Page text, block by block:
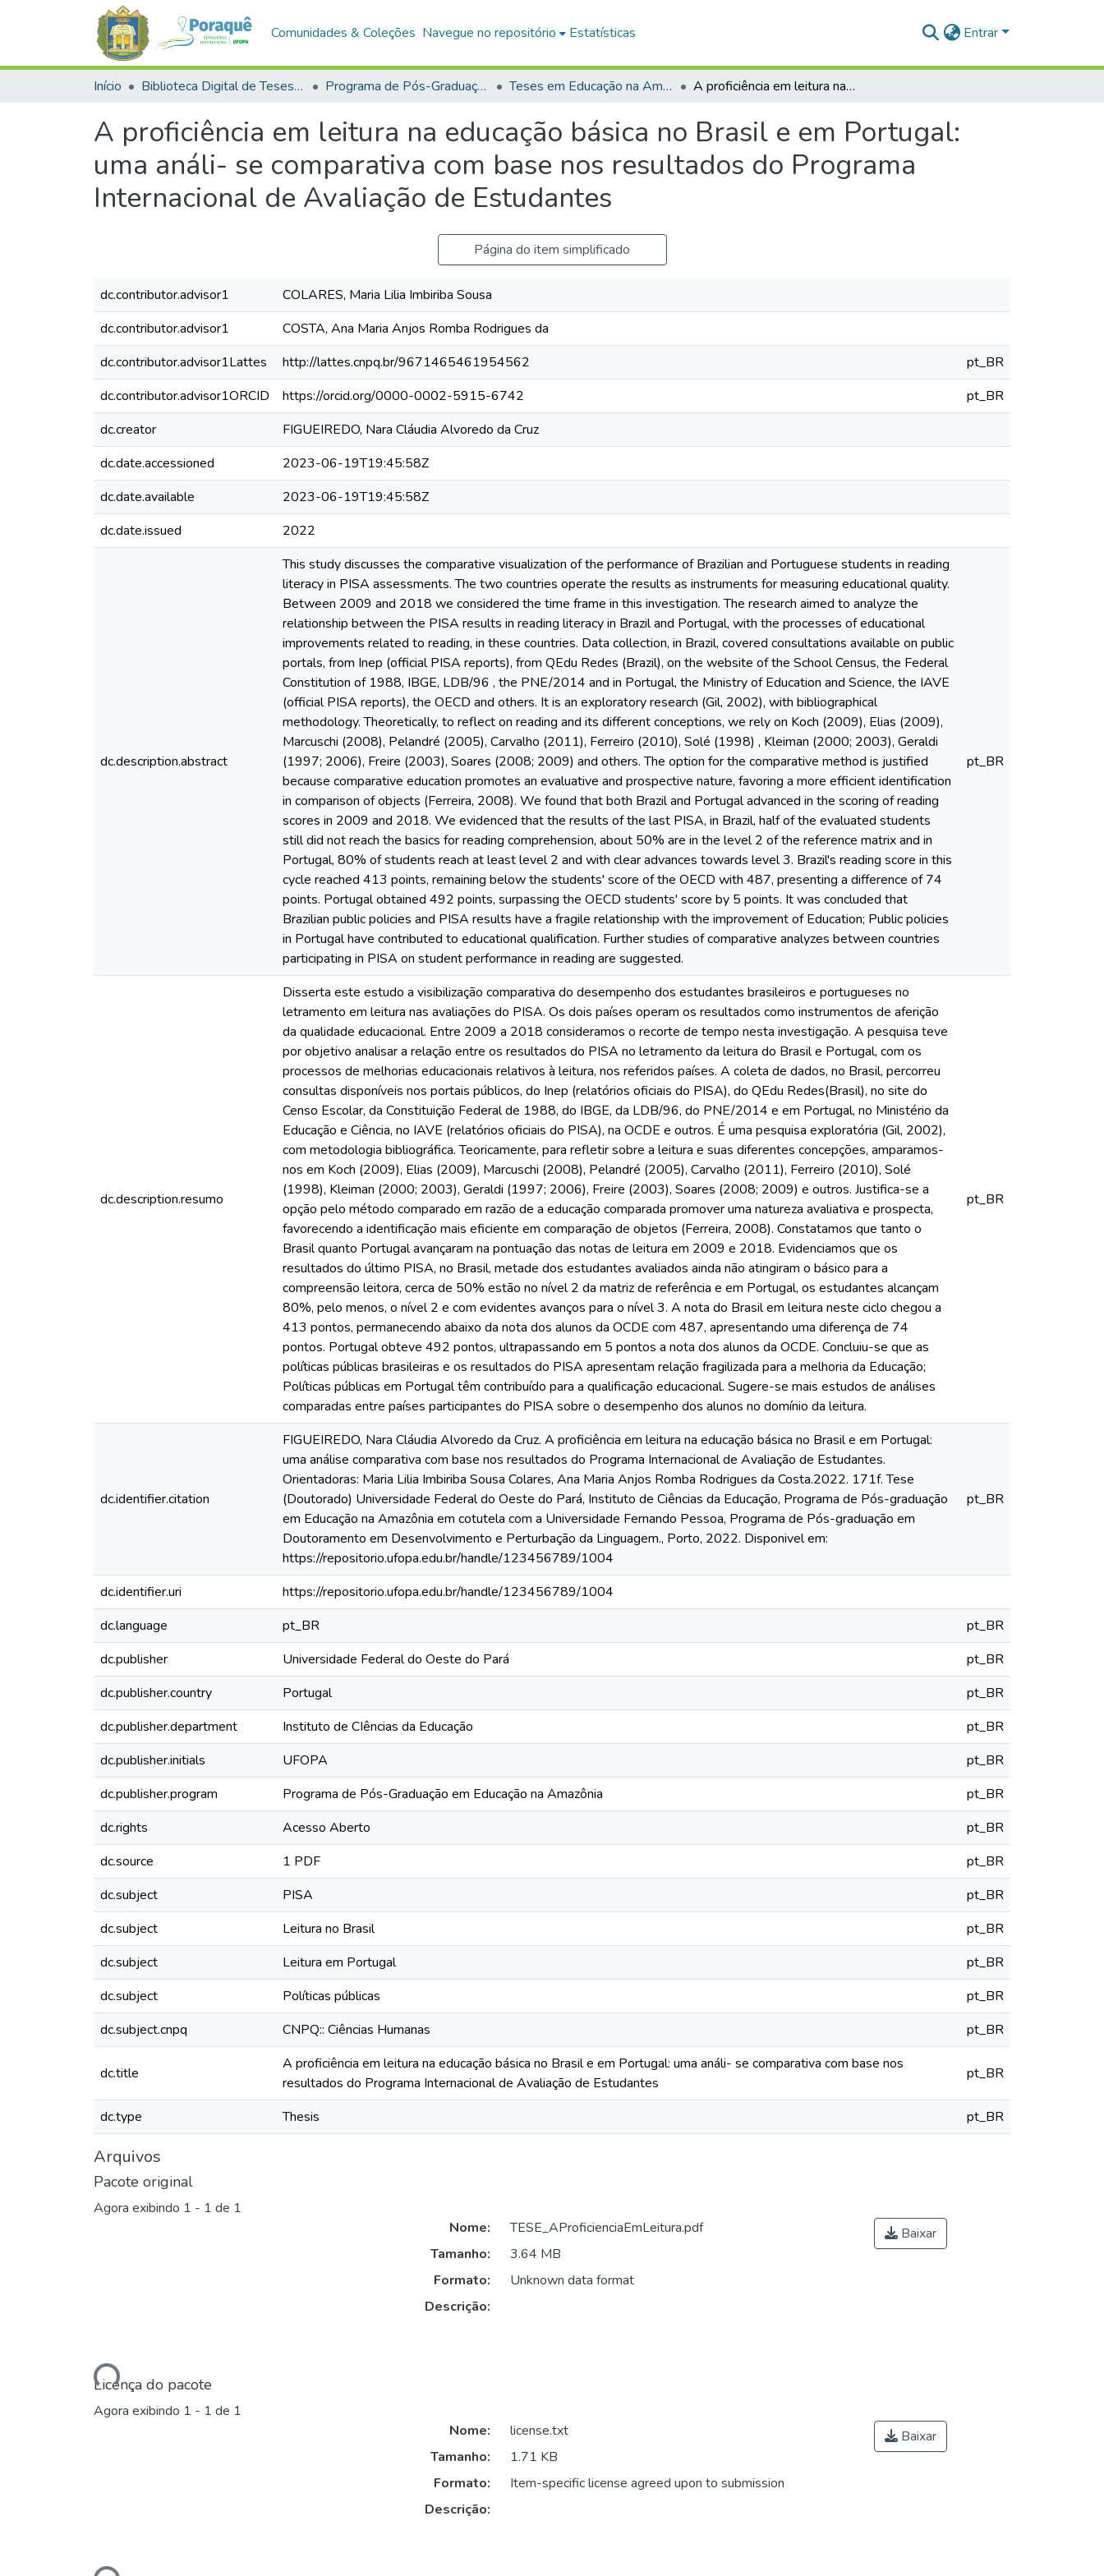
Comunidades & Coleções Navegue no repositório Estatísticas Entrar
Início Biblioteca Digital de Teses e Dissertações (BDTD) Programa de Pós-Graduação em Educação na Amazônia (PPGEDA) Teses em Educação na Amazônia (Doutorado) A proficiência em leitura na educação básica no Brasil e em Portugal: uma análi- se comparativa com base nos resultados do Programa Internacional de Avaliação de Estudantes
A proficiência em leitura na educação básica no Brasil e em Portugal:
uma análi- se comparativa com base nos resultados do Programa
Internacional de Avaliação de Estudantes
Página do item simplificado
dc.contributor.advisor1
COLARES, Maria Lilia Imbiriba Sousa
dc.contributor.advisor1
COSTA, Ana Maria Anjos Romba Rodrigues da
dc.contributor.advisor1Lattes
http://lattes.cnpq.br/9671465461954562
pt_BR
dc.contributor.advisor1ORCID
https://orcid.org/0000-0002-5915-6742
pt_BR
dc.creator
FIGUEIREDO, Nara Cláudia Alvoredo da Cruz
dc.date.accessioned
2023-06-19T19:45:58Z
dc.date.available
2023-06-19T19:45:58Z
dc.date.issued
2022
dc.description.abstract
This study discusses the comparative visualization of the performance of Brazilian and Portuguese students in reading
literacy in PISA assessments. The two countries operate the results as instruments for measuring educational quality.
Between 2009 and 2018 we considered the time frame in this investigation. The research aimed to analyze the
relationship between the PISA results in reading literacy in Brazil and Portugal, with the processes of educational
improvements related to reading, in these countries. Data collection, in Brazil, covered consultations available on public
portals, from Inep (official PISA reports), from QEdu Redes (Brazil), on the website of the School Census, the Federal
Constitution of 1988, IBGE, LDB/96 , the PNE/2014 and in Portugal, the Ministry of Education and Science, the IAVE
(official PISA reports), the OECD and others. It is an exploratory research (Gil, 2002), with bibliographical
methodology. Theoretically, to reflect on reading and its different conceptions, we rely on Koch (2009), Elias (2009),
Marcuschi (2008), Pelandré (2005), Carvalho (2011), Ferreiro (2010), Solé (1998) , Kleiman (2000; 2003), Geraldi
(1997; 2006), Freire (2003), Soares (2008; 2009) and others. The option for the comparative method is justified
because comparative education promotes an evaluative and prospective nature, favoring a more efficient identification
in comparison of objects (Ferreira, 2008). We found that both Brazil and Portugal advanced in the scoring of reading
scores in 2009 and 2018. We evidenced that the results of the last PISA, in Brazil, half of the evaluated students
still did not reach the basics for reading comprehension, about 50% are in the level 2 of the reference matrix and in
Portugal, 80% of students reach at least level 2 and with clear advances towards level 3. Brazil's reading score in this
cycle reached 413 points, remaining below the students' score of the OECD with 487, presenting a difference of 74
points. Portugal obtained 492 points, surpassing the OECD students' score by 5 points. It was concluded that
Brazilian public policies and PISA results have a fragile relationship with the improvement of Education; Public policies
in Portugal have contributed to educational qualification. Further studies of comparative analyzes between countries
participating in PISA on student performance in reading are suggested.
pt_BR
dc.description.resumo
Disserta este estudo a visibilização comparativa do desempenho dos estudantes brasileiros e portugueses no
letramento em leitura nas avaliações do PISA. Os dois países operam os resultados como instrumentos de aferição
da qualidade educacional. Entre 2009 a 2018 consideramos o recorte de tempo nesta investigação. A pesquisa teve
por objetivo analisar a relação entre os resultados do PISA no letramento da leitura do Brasil e Portugal, com os
processos de melhorias educacionais relativos à leitura, nos referidos países. A coleta de dados, no Brasil, percorreu
consultas disponíveis nos portais públicos, do Inep (relatórios oficiais do PISA), do QEdu Redes(Brasil), no site do
Censo Escolar, da Constituição Federal de 1988, do IBGE, da LDB/96, do PNE/2014 e em Portugal, no Ministério da
Educação e Ciência, no IAVE (relatórios oficiais do PISA), na OCDE e outros. É uma pesquisa exploratória (Gil, 2002),
com metodologia bibliográfica. Teoricamente, para refletir sobre a leitura e suas diferentes concepções, amparamos-
nos em Koch (2009), Elias (2009), Marcuschi (2008), Pelandré (2005), Carvalho (2011), Ferreiro (2010), Solé
(1998), Kleiman (2000; 2003), Geraldi (1997; 2006), Freire (2003), Soares (2008; 2009) e outros. Justifica-se a
opção pelo método comparado em razão de a educação comparada promover uma natureza avaliativa e prospecta,
favorecendo a identificação mais eficiente em comparação de objetos (Ferreira, 2008). Constatamos que tanto o
Brasil quanto Portugal avançaram na pontuação das notas de leitura em 2009 e 2018. Evidenciamos que os
resultados do último PISA, no Brasil, metade dos estudantes avaliados ainda não atingiram o básico para a
compreensão leitora, cerca de 50% estão no nível 2 da matriz de referência e em Portugal, os estudantes alcançam
80%, pelo menos, o nível 2 e com evidentes avanços para o nível 3. A nota do Brasil em leitura neste ciclo chegou a
413 pontos, permanecendo abaixo da nota dos alunos da OCDE com 487, apresentando uma diferença de 74
pontos. Portugal obteve 492 pontos, ultrapassando em 5 pontos a nota dos alunos da OCDE. Concluiu-se que as
políticas públicas brasileiras e os resultados do PISA apresentam relação fragilizada para a melhoria da Educação;
Políticas públicas em Portugal têm contribuído para a qualificação educacional. Sugere-se mais estudos de análises
comparadas entre países participantes do PISA sobre o desempenho dos alunos no domínio da leitura.
pt_BR
dc.identifier.citation
FIGUEIREDO, Nara Cláudia Alvoredo da Cruz. A proficiência em leitura na educação básica no Brasil e em Portugal:
uma análise comparativa com base nos resultados do Programa Internacional de Avaliação de Estudantes.
Orientadoras: Maria Lilia Imbiriba Sousa Colares, Ana Maria Anjos Romba Rodrigues da Costa.2022. 171f. Tese
(Doutorado) Universidade Federal do Oeste do Pará, Instituto de Ciências da Educação, Programa de Pós-graduação
em Educação na Amazônia em cotutela com a Universidade Fernando Pessoa, Programa de Pós-graduação em
Doutoramento em Desenvolvimento e Perturbação da Linguagem., Porto, 2022. Disponivel em:
https://repositorio.ufopa.edu.br/handle/123456789/1004
pt_BR
dc.identifier.uri
https://repositorio.ufopa.edu.br/handle/123456789/1004
dc.language
pt_BR
pt_BR
dc.publisher
Universidade Federal do Oeste do Pará
pt_BR
dc.publisher.country
Portugal
pt_BR
dc.publisher.department
Instituto de CIências da Educação
pt_BR
dc.publisher.initials
UFOPA
pt_BR
dc.publisher.program
Programa de Pós-Graduação em Educação na Amazônia
pt_BR
dc.rights
Acesso Aberto
pt_BR
dc.source
1 PDF
pt_BR
dc.subject
PISA
pt_BR
dc.subject
Leitura no Brasil
pt_BR
dc.subject
Leitura em Portugal
pt_BR
dc.subject
Políticas públicas
pt_BR
dc.subject.cnpq
CNPQ:: Ciências Humanas pt_BR
dc.title
A proficiência em leitura na educação básica no Brasil e em Portugal: uma análi- se comparativa com base nos
resultados do Programa Internacional de Avaliação de Estudantes
pt_BR
dc.type Thesis pt_BR
Arquivos
Pacote original
Agora exibindo 1 - 1 de 1
Carregando...
Nome:
TESE_AProficienciaEmLeitura.pdf
Tamanho:
3.64 MB
Formato:
Unknown data format
Descrição:
Baixar
Licença do pacote
Agora exibindo 1 - 1 de 1
Carregando...
Nome:
license.txt
Tamanho:
1.71 KB
Formato:
Item-specific license agreed upon to submission
Descrição:
Baixar